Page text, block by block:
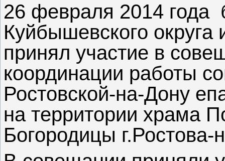
26 февраля 2014 года
Куйбышевского
принял участие в
координации работы
Ростовской-на-Дону
на территории храма
Богородицы